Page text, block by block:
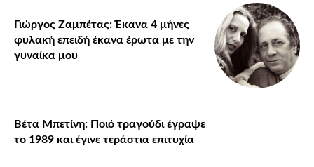
Γιώργος Ζαμπέτας: Έκανα 4 μήνες
φυλακή επειδή έκανα έρωτα με την
γυναίκα μου
Βέτα Μπετίνη: Ποιό τραγούδι έγραψε
το 1989 και έγινε τεράστια επιτυχία